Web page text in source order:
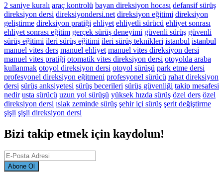
2 saniye kuralı araç kontrolü bayan direksiyon hocası defansif sürüş
direksiyon dersi direksiyondersi.net direksiyon eğitimi direksiyon
geliştirme direksiyon pratiği ehliyet ehliyetli sürücü ehliyet sonrası
ehliyet sonrası eğitim gerçek sürüş deneyimi güvenli sürüş güvenli
sürüş eğitimi ileri sürüş eğitimi ileri sürüş teknikleri istanbul istanbul
manuel vites ders manuel ehliyet manuel vites direksiyon dersi
manuel vites pratiği otomatik vites direksiyon dersi otoyolda araba
kullanmak otoyol direksiyon dersi otoyol sürüşü park etme dersi
profesyonel direksiyon eğitmeni profesyonel sürücü rahat direksiyon
dersi sürüş anksiyetesi sürüş becerileri sürüş güvenliği takip mesafesi
nedir usta sürücü uzun yol sürüşü yüksek hızda sürüş özel ders özel
direksiyon dersi ıslak zeminde sürüş şehir içi sürüş şerit değiştirme
şişli şişli direksiyon dersi
Bizi takip etmek için kaydolun!
Abone Ol